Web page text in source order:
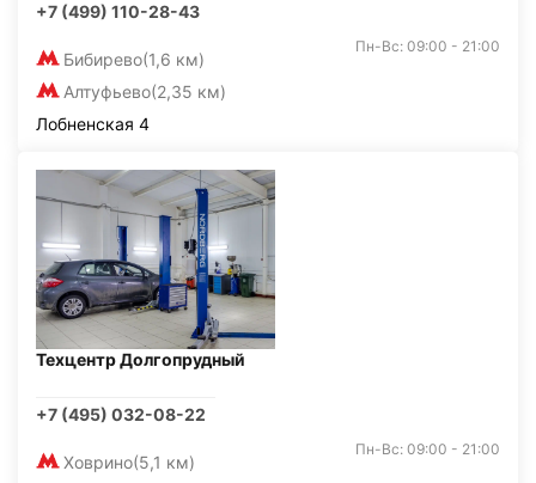
+7 (499) 110-28-43
Бибирево(1,6 км)
Алтуфьево(2,35 км)
Пн-Вс: 09:00 - 21:00
Лобненская 4
Техцентр Долгопрудный
+7 (495) 032-08-22
Ховрино(5,1 км)
Пн-Вс: 09:00 - 21:00